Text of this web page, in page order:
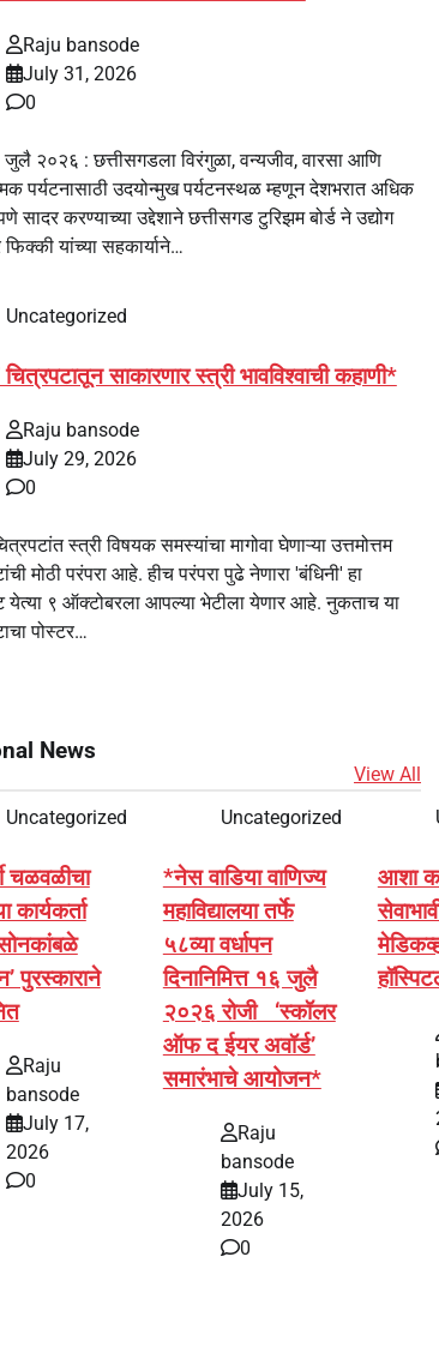
Raju bansode
July 31, 2026
0
२०२६ : छत्तीसगडला विरंगुळा, वन्यजीव, वारसा आणि
पर्यटनासाठी उदयोन्मुख पर्यटनस्थळ म्हणून देशभरात अधिक
सादर करण्याच्या उद्देशाने छत्तीसगड टुरिझम बोर्ड ने उद्योग
फिक्की यांच्या सहकार्याने…
Uncategorized
चित्रपटातून साकारणार स्त्री भावविश्वाची कहाणी*
Raju bansode
July 29, 2026
0
स्त्री विषयक समस्यांचा मागोवा घेणाऱ्या उत्तमोत्तम
मोठी परंपरा आहे. हीच परंपरा पुढे नेणारा 'बंधिनी' हा
येत्या ९ ऑक्टोबरला आपल्या भेटीला येणार आहे. नुकताच या
पोस्टर…
News
View All
Uncategorized
चळवळीचा
कार्यकर्ता
पुरस्काराने
Raju
bansode
July 17,
2026
0
Uncategorized
*नेस वाडिया वाणिज्य
महाविद्यालया तर्फे
५८व्या वर्धापन
दिनानिमित्त १६ जुलै
२०२६ रोजी ‘स्कॉलर
ऑफ द ईयर अवॉर्ड’
समारंभाचे आयोजन*
Raju
bansode
July 15,
2026
0
आशा